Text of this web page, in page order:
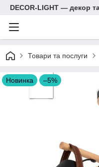
DECOR-LIGHT — декор
Товари та послуги
Новинка –5%